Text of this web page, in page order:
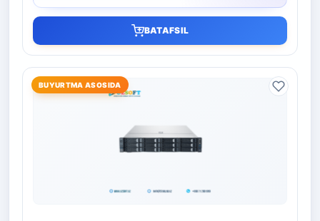
BATAFSIL
BUYURTMA ASOSIDA